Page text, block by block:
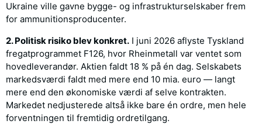
Ukraine ville gavne bygge- og infrastrukturselskaber frem
for ammunitionsproducenter.
2. Politisk risiko blev konkret. I juni 2026 aflyste Tyskland
fregatprogrammet F126, hvor Rheinmetall var ventet som
hovedleverandør. Aktien faldt 18 % på én dag. Selskabets
markedsværdi faldt med mere end 10 mia. euro — langt
mere end den økonomiske værdi af selve kontrakten.
Markedet nedjusterede altså ikke bare én ordre, men hele
forventningen til fremtidig ordretilgang.